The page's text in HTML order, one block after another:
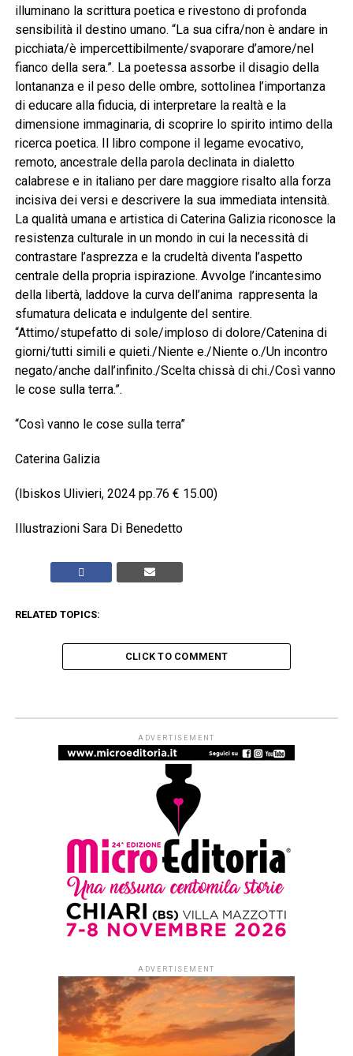
illuminano la scrittura poetica e rivestono di profonda
sensibilità il destino umano. “La sua cifra/non è andare in
picchiata/è impercettibilmente/svaporare d’amore/nel
fianco della sera.”. La poetessa assorbe il disagio della
lontananza e il peso delle ombre, sottolinea l’importanza
di educare alla fiducia, di interpretare la realtà e la
dimensione immaginaria, di scoprire lo spirito intimo della
ricerca poetica. Il libro compone il legame evocativo,
remoto, ancestrale della parola declinata in dialetto
calabrese e in italiano per dare maggiore risalto alla forza
incisiva dei versi e descrivere la sua immediata intensità.
La qualità umana e artistica di Caterina Galizia riconosce la
resistenza culturale in un mondo in cui la necessità di
contrastare l’asprezza e la crudeltà diventa l’aspetto
centrale della propria ispirazione. Avvolge l’incantesimo
della libertà, laddove la curva dell’anima rappresenta la
sfumatura delicata e indulgente del sentire.
“Attimo/stupefatto di sole/imploso di dolore/Catenina di
giorni/tutti simili e quieti./Niente e./Niente o./Un incontro
negato/anche dall’infinito./Scelta chissà di chi./Così vanno
le cose sulla terra.”.
“Così vanno le cose sulla terra”
Caterina Galizia
(Ibiskos Ulivieri, 2024 pp.76 € 15.00)
Illustrazioni Sara Di Benedetto
RELATED TOPICS:
CLICK TO COMMENT
Ritratti di Poesia: il 10 aprile a
Roma la XIX edizione
Published 4 mesi ago on 2 Aprile 2026
Redazione Leggere:tutti
È in programma per tutta la
aprile all’Auditorium
Conciliazione di Roma la
XIX edizione di “Ritratti di
Poesia“, manifestazione
promossa e organizzata